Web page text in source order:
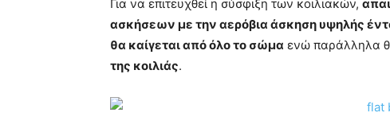
Για να επιτευχθεί η σύσφιξη των κοιλιακών,
ασκήσεων με την αερόβια άσκηση υψηλής
θα καίγεται από όλο το σώμα ενώ παράλληλα
της κοιλιάς.